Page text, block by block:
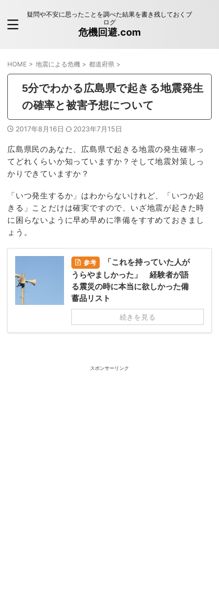
疑問や不安に思ったことを調べた結果を書き残しておくブ
ログ
危機回避.com
HOME > 地震による危機 > 都道府県 >
5分でわかる広島県で起きる地震発生
の確率と被害予想について
2017年8月16日 2023年7月15日
広島県民のあなた、広島県で起きる地震の発生確率っ
てどれくらいか知っていますか？そして地震対策しっ
かりできていますか？
「いつ発生するか」はわからないけれど、「いつか起
きる」ことだけは確実ですので、いざ地震が起きた時
に困らないように早め早めに準備をすすめておきまし
ょう。
参考
「これを持っていた人が
うらやましかった」 経験者が語
る震災の時に本当に欲しかった備
蓄品リスト
続きを見る
スポンサーリンク